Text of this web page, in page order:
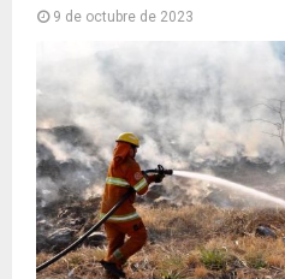
9 de octubre de 2023